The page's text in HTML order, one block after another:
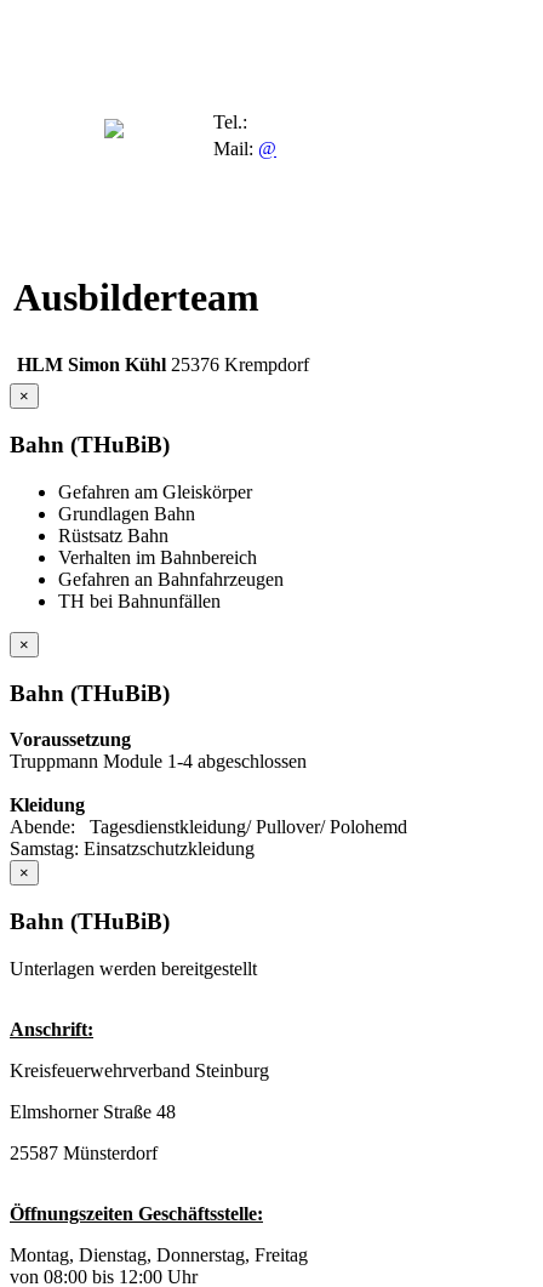
Tel.:
Mail: @
Ausbilderteam
HLM Simon Kühl 25376 Krempdorf
×
Bahn (THuBiB)
Gefahren am Gleiskörper
Grundlagen Bahn
Rüstsatz Bahn
Verhalten im Bahnbereich
Gefahren an Bahnfahrzeugen
TH bei Bahnunfällen
×
Bahn (THuBiB)
Voraussetzung
Truppmann Module 1-4 abgeschlossen
Kleidung
Abende: Tagesdienstkleidung/ Pullover/ Polohemd
Samstag: Einsatzschutzkleidung
×
Bahn (THuBiB)
Unterlagen werden bereitgestellt
Anschrift:
Kreisfeuerwehrverband Steinburg
Elmshorner Straße 48
25587 Münsterdorf
Öffnungszeiten Geschäftsstelle:
Montag, Dienstag, Donnerstag, Freitag
von 08:00 bis 12:00 Uhr